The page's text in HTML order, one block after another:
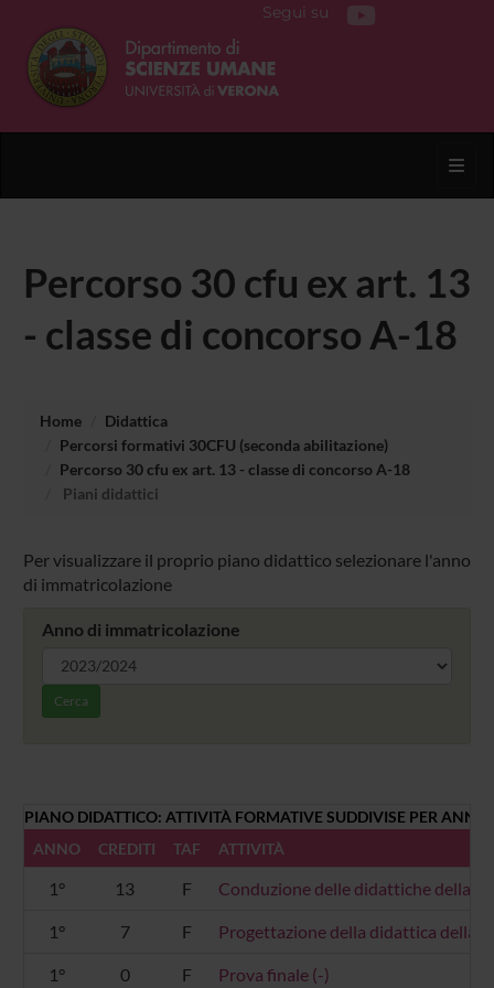
Segui su
Percorso 30 cfu ex art. 13
- classe di concorso A-18
Home
Didattica
Percorsi formativi 30CFU (seconda abilitazione)
Percorso 30 cfu ex art. 13 - classe di concorso A-18
Piani didattici
Per visualizzare il proprio piano didattico selezionare l'anno
di immatricolazione
Anno di immatricolazione
Cerca
PIANO DIDATTICO: ATTIVITÀ FORMATIVE SUDDIVISE PER ANNO
ANNO
CREDITI TAF ATTIVITÀ
1° 13 F Conduzione delle didattiche della
1° 7 F Progettazione della didattica della
1° 0 F Prova finale (-)